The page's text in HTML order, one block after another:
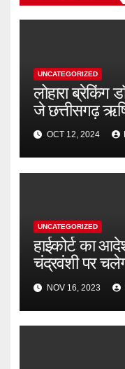
UNCATEGORIZED
लोहारा ब्रेकिंग
जे छत्तीसगढ़
शिकायत
OCT 12, 2024
UNCATEGORIZED
हाईकोर्ट का
चंद्रवंशी पर
NOV 16, 2023